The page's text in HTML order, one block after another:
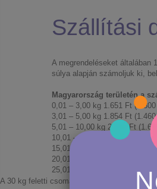
Szállítási
A megrendeléseket általában
súlya alapján számoljuk ki,
Magyarország területén a
0,01 – 3,00 kg 1.651 Ft
3,01 – 5,00 kg 1.854 Ft (1.460
5,01 – 10,00 kg 2.054 Ft
10,01 – 15,00 kg 2.154 Ft
15,01 – 20,00 kg 2.353 Ft
20,01 – 25,00 kg 2.654 Ft
25,01 – 30,00 kg 2.954 Ft
A 30 kg feletti csomagokat a legjobb ár